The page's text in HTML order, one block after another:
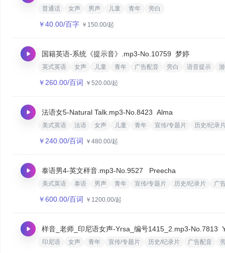
普通话 女声 男声 儿童 青年 旁白
￥40.00/百字 ￥ 150.00/起
国籍英语-系统《提示音》.mp3-No.10759 梦婷
英式英语 女声 儿童 青年 广告配音 旁白 语音提示
￥ 260.00/百词 ￥ 520.00/起
法语女5-Natural Talk.mp3-No.8423 Alma
美式英语 法语 女声 儿童 青年 宣传/专题片 历史/纪录
￥ 240.00/百词 ￥ 480.00/起
泰语男4-英文样音.mp3-No.9527 ‌ Preecha
美式英语 泰语 男声 青年 宣传/专题片 历史/纪录片 广
￥600.00/百词 ￥ 1200.00/起
样音_老师_印尼语女声-Yrsa_编号1415_2.mp3-No.7813
印尼语 女声 青年 宣传/专题片 历史/纪录片 广告配音